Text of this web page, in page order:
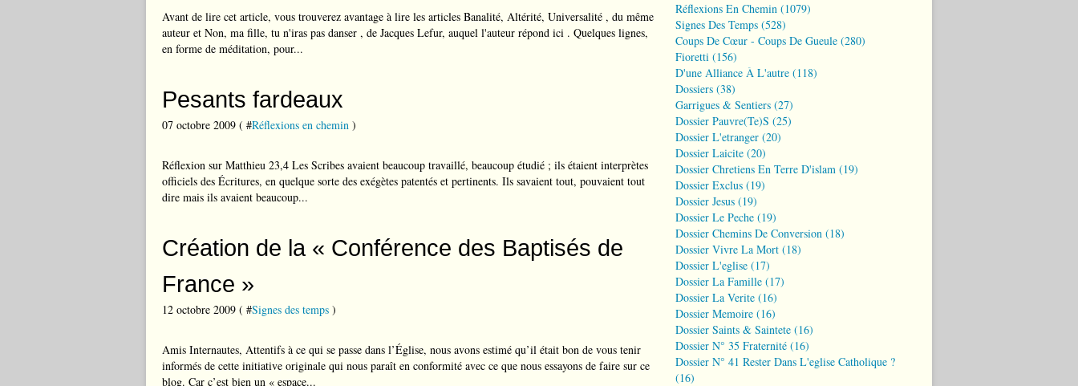
Avant de lire cet article, vous trouverez avantage à lire les articles Banalité, Altérité, Universalité , du même
auteur et Non, ma fille, tu n'iras pas danser , de Jacques Lefur, auquel l'auteur répond ici . Quelques lignes,
en forme de méditation, pour...
Pesants fardeaux
07 octobre 2009 ( #Réflexions en chemin )
Réflexion sur Matthieu 23,4 Les Scribes avaient beaucoup travaillé, beaucoup étudié ; ils étaient interprètes
officiels des Écritures, en quelque sorte des exégètes patentés et pertinents. Ils savaient tout, pouvaient tout
dire mais ils avaient beaucoup...
Création de la « Conférence des Baptisés de
France »
12 octobre 2009 ( #Signes des temps )
Amis Internautes, Attentifs à ce qui se passe dans l’Église, nous avons estimé qu’il était bon de vous tenir
informés de cette initiative originale qui nous paraît en conformité avec ce que nous essayons de faire sur ce
blog. Car c’est bien un « espace...
Réflexions En Chemin (1079)
Signes Des Temps (528)
Coups De Cœur - Coups De Gueule (280)
Fioretti (156)
D'une Alliance À L'autre (118)
Dossiers (38)
Garrigues & Sentiers (27)
Dossier Pauvre(te)s (25)
Dossier L'etranger (20)
Dossier Laicite (20)
Dossier Chretiens En Terre D'islam (19)
Dossier Exclus (19)
Dossier Jesus (19)
Dossier Le Peche (19)
Dossier Chemins De Conversion (18)
Dossier Vivre La Mort (18)
Dossier L'eglise (17)
Dossier La Famille (17)
Dossier La Verite (16)
Dossier Memoire (16)
Dossier Saints & Saintete (16)
Dossier N° 35 Fraternité (16)
Dossier N° 41 Rester Dans L'eglise Catholique ?
(16)